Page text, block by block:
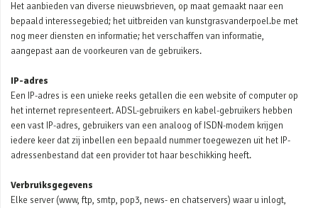
Het aanbieden van diverse nieuwsbrieven, op maat gemaakt naar een
bepaald interessegebied; het uitbreiden van kunstgrasvanderpoel.be met
nog meer diensten en informatie; het verschaffen van informatie,
aangepast aan de voorkeuren van de gebruikers.
IP-adres
Een IP-adres is een unieke reeks getallen die een website of computer op
het internet representeert. ADSL-gebruikers en kabel-gebruikers hebben
een vast IP-adres, gebruikers van een analoog of ISDN-modem krijgen
iedere keer dat zij inbellen een bepaald nummer toegewezen uit het IP-
adressenbestand dat een provider tot haar beschikking heeft.
Verbruiksgegevens
Elke server (www, ftp, smtp, pop3, news- en chatservers) waar u inlogt,